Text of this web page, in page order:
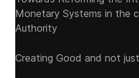
Monetary Systems in the
Authority
Creating Good and not